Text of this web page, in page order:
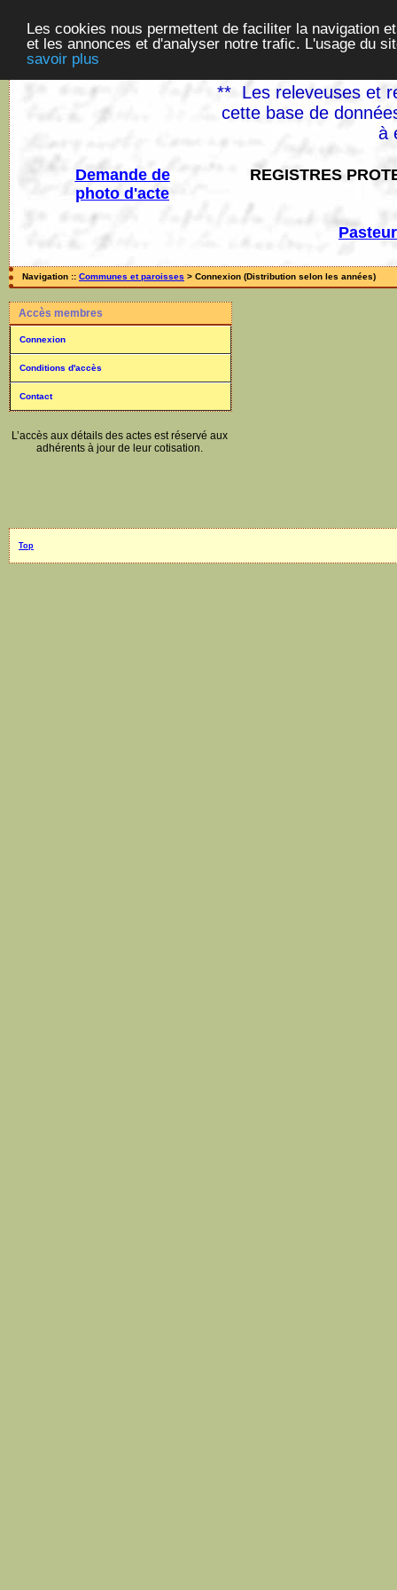
Les cookies nous permettent de faciliter la navigation
et les annonces et d'analyser notre trafic. L'usage du
savoir plus
** Les releveuses et
cette base de
à
Demande de
photo d'acte
REGISTRES
Navigation :: Communes et paroisses > Connexion (Distribution selon les années)
Accès membres
Connexion
Conditions d'accès
Contact
L’accès aux détails des actes est réservé aux
adhérents à jour de leur cotisation.
Top